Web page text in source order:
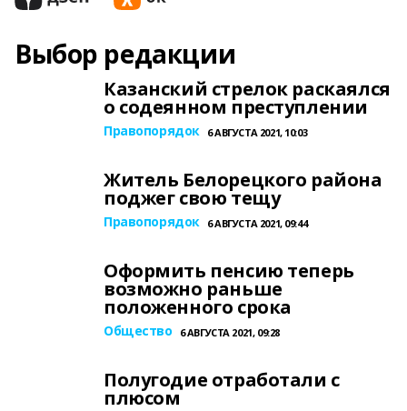
Выбор редакции
Казанский стрелок раскаялся
о содеянном преступлении
Правопорядок 6 АВГУСТА 2021, 10:03
Житель Белорецкого района
поджег свою тещу
Правопорядок 6 АВГУСТА 2021, 09:44
Оформить пенсию теперь
возможно раньше
положенного срока
Общество 6 АВГУСТА 2021, 09:28
Полугодие отработали с
плюсом